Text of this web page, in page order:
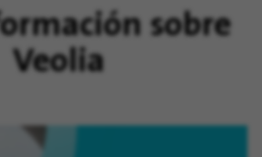
sobre
Veolia